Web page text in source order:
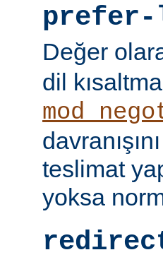
prefer-
Değer
dil
teslimat
yoksa